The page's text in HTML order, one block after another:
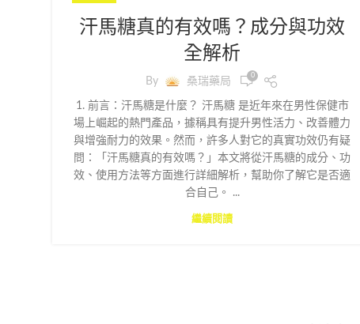
汗馬糖真的有效嗎？成分與功效
全解析
By 桑瑞藥局 0
1. 前言：汗馬糖是什麼？ 汗馬糖 是近年來在男性保健市
場上崛起的熱門產品，據稱具有提升男性活力、改善體力
與增強耐力的效果。然而，許多人對它的真實功效仍有疑
問：「汗馬糖真的有效嗎？」本文將從汗馬糖的成分、功
效、使用方法等方面進行詳細解析，幫助你了解它是否適
合自己。 ...
繼續閱讀